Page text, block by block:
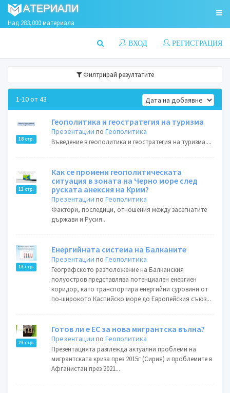
Над 283,000 материала
РЕГИСТРАЦИЯ
ВХОД
Филтрирай резултатите
1-10 от 43
18 стр.
Геополитика и геостратегия на туризма
Презентации поГеополитика
Въведение в геополитика и геостратегия на туризма....
12 стр.
Как се промени геополитическата
ситуация в зоната на Черно море след
руската анексия на Крим?
Презентации поГеополитика
Фактори, последици, отношения между засегнатите
държави и Русия...
13 стр.
Енергийната система на Балканите
Презентации поГеополитика
Географското разположение на Балканския
полуостров представлява потенциален енергиен
коридор, като транспортира енергийни суровини от
по-широкото Каспийско море до Европейския съюз...
23 стр.
Готов ли е ЕС за нова мигрантска вълна?
Презентации поГеополитика
Презентацията разглежда актуални проблеми на
мигрантската криза през 2015г (Сирия) и проблемите в
Афганистан през 2021...